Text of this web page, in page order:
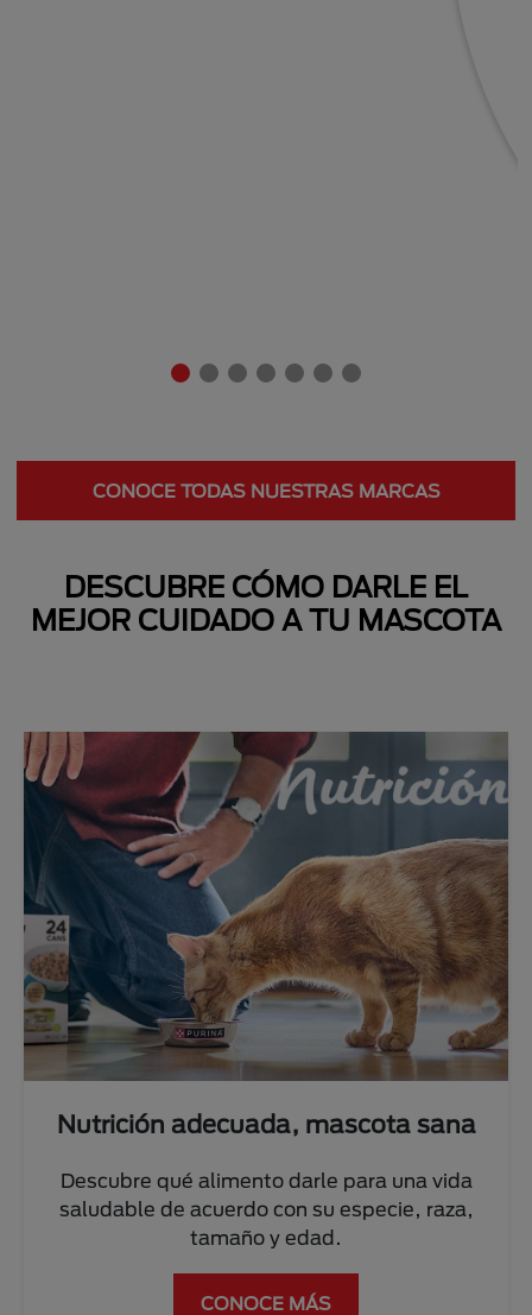
Next
CONOCE TODAS NUESTRAS MARCAS
DESCUBRE CÓMO DARLE EL
MEJOR CUIDADO A TU MASCOTA
Nutrición adecuada, mascota sana
Descubre qué alimento darle para una vida
saludable de acuerdo con su especie, raza,
tamaño y edad.
CONOCE MÁS